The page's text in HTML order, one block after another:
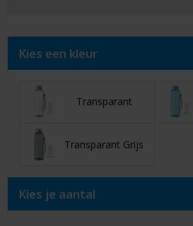
Kies een kleur
Transparant
Transparant Grijs
Kies je aantal